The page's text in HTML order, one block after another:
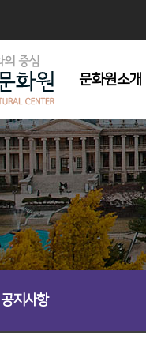
문화원소개
인사말
연혁
조직도
주요사업
시설현황
회원모집
공지사항